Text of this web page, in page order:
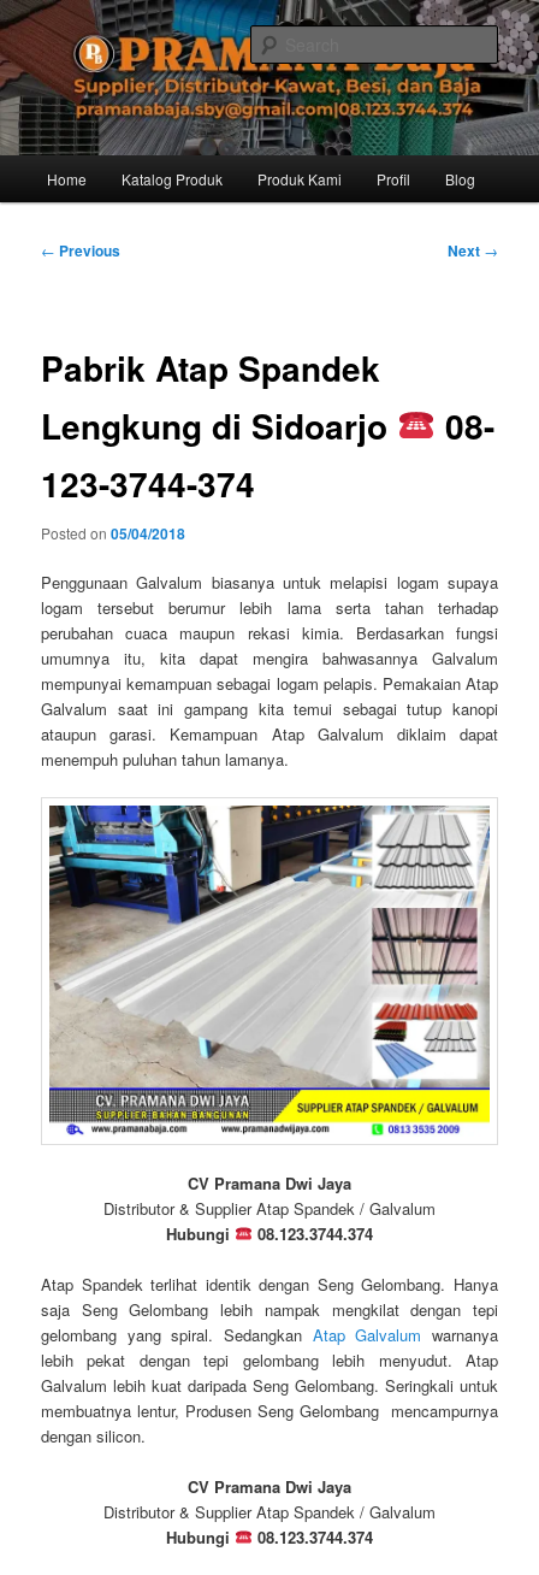
Skip
to
primary
contentPramana Baja Distributor Baja Besi
Kawat – 08.123.3744.374
Distributor dari Pabrik Besi Baja, Supplier Besi Baja, Jual besi beton. Info
dan Pemesanan hub. Ibu Rinanti 08.123.3744.374. Dgn harga yg kompetitif,
Amanah, dan pelayanan yg ramah, kami siap melayani segala kebutuhan
besi anda.
Home Katalog Produk Produk Kami Profil Blog
Post
← Previous Next →
Pabrik Atap Spandek
Lengkung di Sidoarjo
08-
123-3744-374
Posted on05/04/2018
Penggunaan Galvalum biasanya untuk melapisi logam supaya
logam tersebut berumur lebih lama serta tahan terhadap
perubahan cuaca maupun rekasi kimia. Berdasarkan fungsi
umumnya itu, kita dapat mengira bahwasannya Galvalum
mempunyai kemampuan sebagai logam pelapis. Pemakaian Atap
Galvalum saat ini gampang kita temui sebagai tutup kanopi
ataupun garasi. Kemampuan Atap Galvalum diklaim dapat
menempuh puluhan tahun lamanya.
CV Pramana Dwi Jaya
Distributor & Supplier Atap Spandek / Galvalum
Hubungi
08.123.3744.374
Atap Spandek terlihat identik dengan Seng Gelombang. Hanya
saja Seng Gelombang lebih nampak mengkilat dengan tepi
gelombang yang spiral. Sedangkan Atap Galvalum warnanya
lebih pekat dengan tepi gelombang lebih menyudut. Atap
Galvalum lebih kuat daripada Seng Gelombang. Seringkali untuk
membuatnya lentur, Produsen Seng Gelombang mencampurnya
dengan silicon.
CV Pramana Dwi Jaya
Distributor & Supplier Atap Spandek / Galvalum
Hubungi
08.123.3744.374